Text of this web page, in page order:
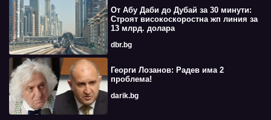
От Абу Даби до Дубай за 30 минути:
Строят високоскоростна жп линия за
13 млрд. долара
dbr.bg
Георги Лозанов: Радев има 2
проблема!
darik.bg